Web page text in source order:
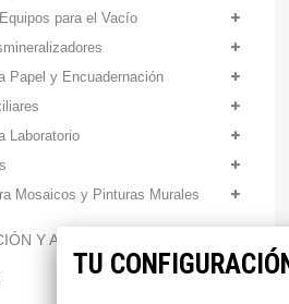
para el Vacío
Papel y Encuadernación
Laboratorio
Mosaicos y Pinturas Murales
Y ARCHIVO CTS
TU